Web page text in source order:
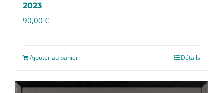
2023
90,00 €
Ajouter au panier Détails